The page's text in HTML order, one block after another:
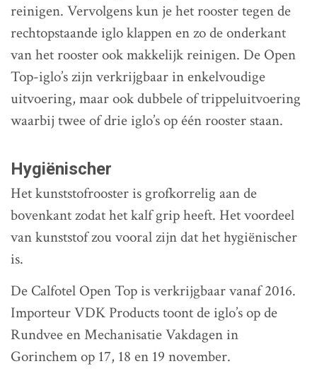
reinigen. Vervolgens kun je het rooster tegen de
rechtopstaande iglo klappen en zo de onderkant
van het rooster ook makkelijk reinigen. De Open
Top-iglo’s zijn verkrijgbaar in enkelvoudige
uitvoering, maar ook dubbele of trippeluitvoering
waarbij twee of drie iglo’s op één rooster staan.
Hygiënischer
Het kunststofrooster is grofkorrelig aan de
bovenkant zodat het kalf grip heeft. Het voordeel
van kunststof zou vooral zijn dat het hygiënischer
is.
De Calfotel Open Top is verkrijgbaar vanaf 2016.
Importeur VDK Products toont de iglo’s op de
Rundvee en Mechanisatie Vakdagen in
Gorinchem op 17, 18 en 19 november.